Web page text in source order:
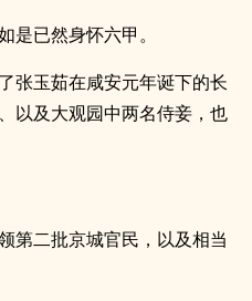
是已然身怀六甲。
张玉茹在咸安元年诞下的长
以及大观园中两名侍妾，也
第二批京城官民，以及相当